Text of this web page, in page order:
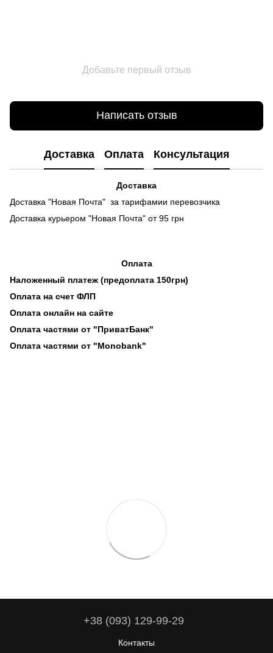
Добавьте первый отзыв
Написать отзыв
Доставка Оплата Консультация
Доставка
Доставка "Новая Почта" за тарифамии перевозчика
Доставка курьером "Новая Почта" от 95 грн
Оплата
Наложенный платеж (предоплата 150грн)
Оплата на счет ФЛП
Оплата онлайн на сайте
Оплата частями от "ПриватБанк"
Оплата частями от "Monobank"
+38 (093) 129-99-29
Контакты